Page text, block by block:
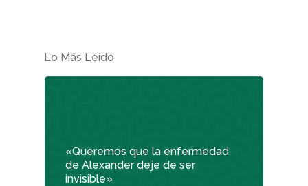
Lo Más Leído
«Queremos que la enfermedad
de Alexander deje de ser
invisible»